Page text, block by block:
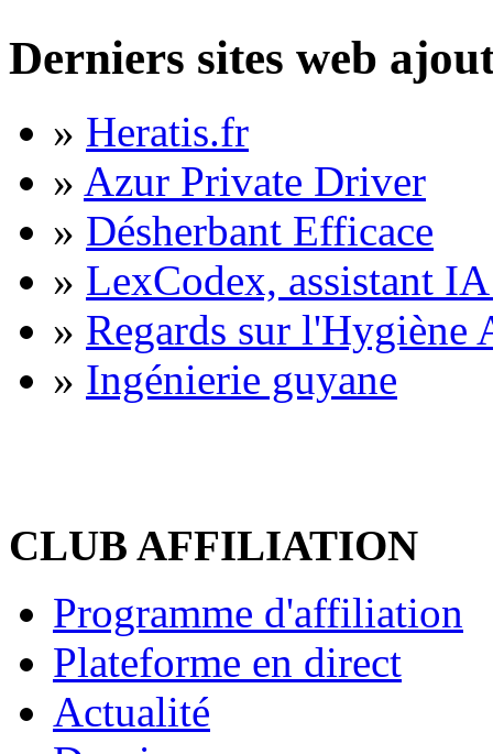
Derniers sites web
» Heratis.fr
» Azur Private Driver
» Désherbant Efficace
» LexCodex, assistant
» Regards sur l'Hygiène
» Ingénierie guyane
CLUB AFFILIATION
Programme d'affiliation
Plateforme en direct
Actualité